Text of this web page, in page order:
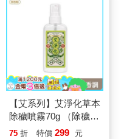
【艾系列】艾淨化草本
除穢噴霧70g （除穢/
平安/淨化/艾草/芙蓉/
75 折 特價 299 元